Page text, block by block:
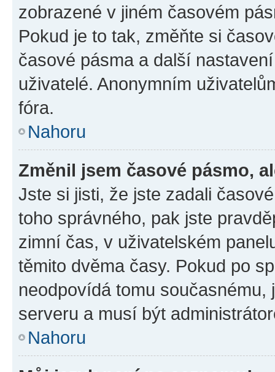
zobrazené v jiném časovém
Pokud je to tak, změňte si
časové pásma a další
uživatelé. Anonymním
fóra.
Nahoru
Změnil jsem časové pásmo,
Jste si jisti, že jste zadali
toho správného, pak jste
zimní čas, v uživatelském
těmito dvěma časy. Pokud po
neodpovídá tomu
serveru a musí být
Nahoru